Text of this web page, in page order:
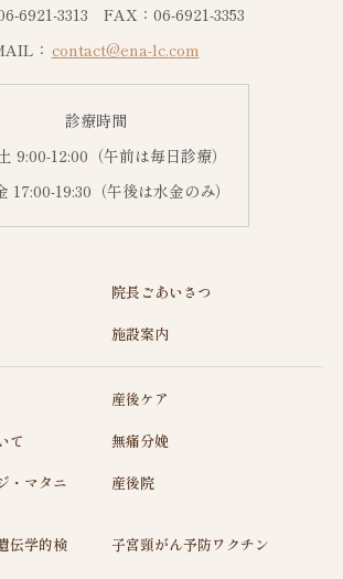
6921-3313 FAX：06-6921-3353
： contact@ena-lc.com
診療時間
9:00-12:00（午前は毎日診療）
17:00-19:30（午後は水金のみ）
院長ごあいさつ
施設案内
産後ケア
て
無痛分娩
・マタニ
産後院
伝学的検
子宮頸がん予防ワクチン